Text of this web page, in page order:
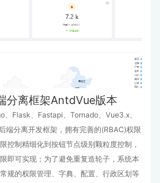
分离框架AntdVue版本
Flask、Fastapi、Tornado、Vue3.x、
端分离开发框架，拥有完善的(RBAC)权限
控制精细化到按钮节点级别颗粒度控制，
即可实现；为了避免重复造轮子，系统本
规的权限管理、字典、配置、行政区划等